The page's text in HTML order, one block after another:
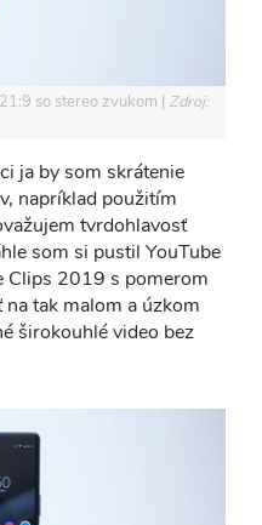
so stereo zvukom
Zdroj:
ja by som skrátenie
napríklad použitím
tvrdohlavosť
som si pustil YouTube
Clips 2019 s pomerom
tak malom a úzkom
širokouhlé video bez